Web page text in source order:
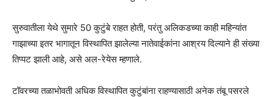
सुरुवातीला येथे सुमारे 50 कुटुंबे राहत होती, परंतु अलिकडच्या काही महिन्यांत
गाझाच्या इतर भागातून विस्थापित झालेल्या नातेवाईकांना आश्रय दिल्याने ही संख्या
तिप्पट झाली आहे, असे अल-रेयेस म्हणाले.
टॉवरच्या तळाभोवती अधिक विस्थापित कुटुंबांना राहण्यासाठी अनेक तंबू पसरले